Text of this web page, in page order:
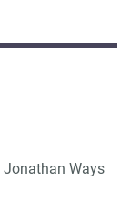
Jonathan Ways